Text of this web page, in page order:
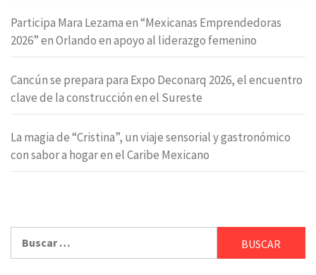
Participa Mara Lezama en “Mexicanas Emprendedoras
2026” en Orlando en apoyo al liderazgo femenino
Cancún se prepara para Expo Deconarq 2026, el encuentro
clave de la construcción en el Sureste
La magia de “Cristina”, un viaje sensorial y gastronómico
con sabor a hogar en el Caribe Mexicano